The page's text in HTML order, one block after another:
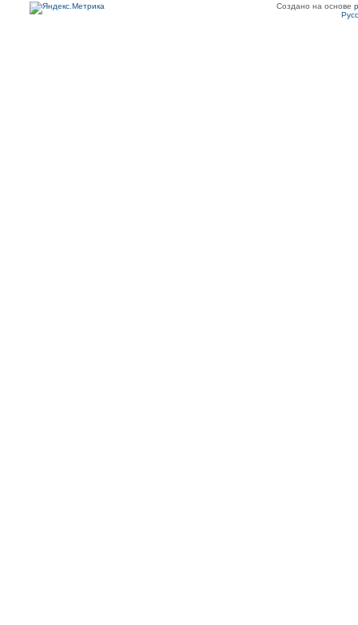
Создано на основе